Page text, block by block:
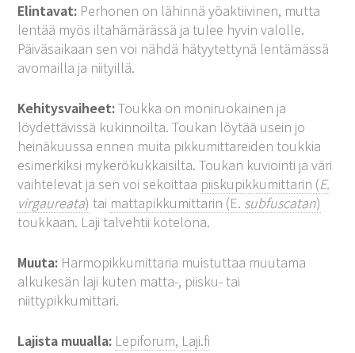
Elintavat: Perhonen on lähinnä yöaktiivinen, mutta
lentää myös iltahämärässä ja tulee hyvin valolle.
Päiväsaikaan sen voi nähdä hätyytettynä lentämässä
avomailla ja niityillä.
Kehitysvaiheet:Toukka on moniruokainen ja
löydettävissä kukinnoilta. Toukan löytää usein jo
heinäkuussa ennen muita pikkumittareiden toukkia
esimerkiksi mykerökukkaisilta. Toukan kuviointi ja väri
vaihtelevat ja sen voi sekoittaa piiskupikkumittarin (E.
virgaureata) tai mattapikkumittarin (E. subfuscatan)
toukkaan. Laji talvehtii kotelona.
Muuta: Harmopikkumittaria muistuttaa muutama
alkukesän laji kuten matta-, piisku- tai
niittypikkumittari.
Lajista muualla: Lepiforum, Laji.fi